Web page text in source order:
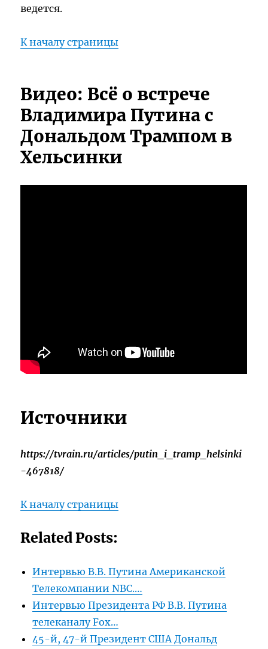
ведется.
К началу страницы
Видео: Всё о встрече
Владимира Путина с
Дональдом Трампом в
Хельсинки
Источники
https://tvrain.ru/articles/putin_i_tramp_helsinki
-467818/
К началу страницы
Related Posts:
Интервью В.В. Путина Американской
Телекомпании NBC.…
Интервью Президента РФ В.В. Путина
телеканалу Fox…
45-й, 47-й Президент США Дональд